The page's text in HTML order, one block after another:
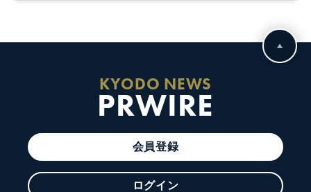
KYODO NEWS
PRWIRE
会員登録
ログイン